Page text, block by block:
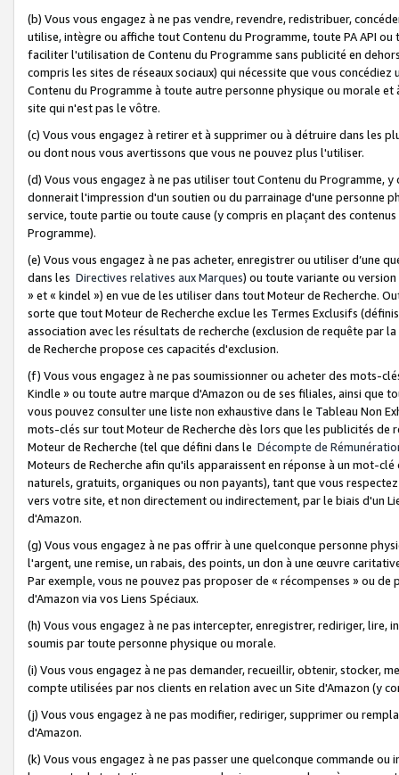
(b) Vous vous engagez à ne pas vendre, revendre, redistribuer,
utilise, intègre ou affiche tout Contenu du Programme, toute PA API
faciliter l'utilisation de Contenu du Programme sans publicité en
compris les sites de réseaux sociaux) qui nécessite que vous
Contenu du Programme à toute autre personne physique ou morale
site qui n'est pas le vôtre.
(c) Vous vous engagez à retirer et à supprimer ou à détruire dans les
ou dont nous vous avertissons que vous ne pouvez plus l'utiliser.
(d) Vous vous engagez à ne pas utiliser tout Contenu du Programme,
donnerait l'impression d'un soutien ou du parrainage d'une personne
service, toute partie ou toute cause (y compris en plaçant des
Programme).
(e) Vous vous engagez à ne pas acheter, enregistrer ou utiliser d’une
dans les Directives relatives aux Marques) ou toute variante ou
» et « kindel ») en vue de les utiliser dans tout Moteur de Recherche.
sorte que tout Moteur de Recherche exclue les Termes Exclusifs
association avec les résultats de recherche (exclusion de requête
de Recherche propose ces capacités d'exclusion.
(f) Vous vous engagez à ne pas soumissionner ou acheter des mots-
Kindle » ou toute autre marque d'Amazon ou de ses filiales, ainsi que
vous pouvez consulter une liste non exhaustive dans le Tableau Non
mots-clés sur tout Moteur de Recherche dès lors que les publicités de
Moteur de Recherche (tel que défini dans le Décompte de
Moteurs de Recherche afin qu'ils apparaissent en réponse à un mot-
naturels, gratuits, organiques ou non payants), tant que vous
vers votre site, et non directement ou indirectement, par le biais d'un
d'Amazon.
(g) Vous vous engagez à ne pas offrir à une quelconque personne
l'argent, une remise, un rabais, des points, un don à une œuvre
Par exemple, vous ne pouvez pas proposer de « récompenses » ou
d'Amazon via vos Liens Spéciaux.
(h) Vous vous engagez à ne pas intercepter, enregistrer, rediriger,
soumis par toute personne physique ou morale.
(i) Vous vous engagez à ne pas demander, recueillir, obtenir, stocker,
compte utilisées par nos clients en relation avec un Site d'Amazon (y
(j) Vous vous engagez à ne pas modifier, rediriger, supprimer ou
d'Amazon.
(k) Vous vous engagez à ne pas passer une quelconque commande